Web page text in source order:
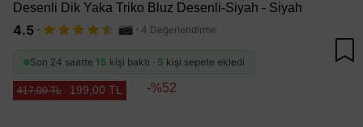
Desenli Dik Yaka Triko Bluz Desenli-Siyah - Siyah
4.5 · · 4 Değerlendirme
Son 24 saatte 15 kişi baktı · 5 kişi sepete ekledi
417,00 TL 199,00 TL 52